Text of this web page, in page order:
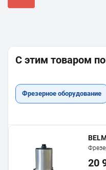
С этим товаром
Фрезерное оборудование
20